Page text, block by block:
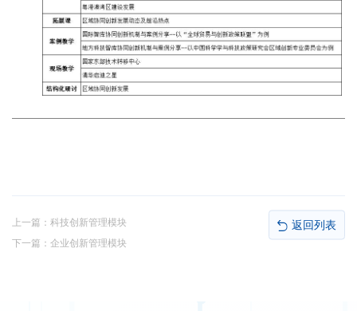
上一篇： 科技创新管理模块
下一篇： 企业创新管理模块
返回列表